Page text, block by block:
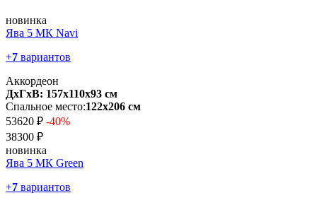
новинка
Ява 5 МК Navi
+7 вариантов
Аккордеон
ДхГхВ: 157х110x93 см
Спальное место:122х206 см
53620 ₽ -40%
38300 ₽
новинка
Ява 5 МК Green
+7 вариантов